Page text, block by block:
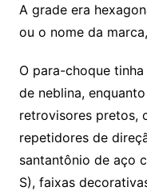
A grade era
ou o nome da
O para-choque
de neblina,
retrovisores pretos,
repetidores de
santantônio de aço
S), faixas